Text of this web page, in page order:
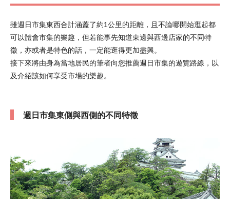
雖週日市集東西合計涵蓋了約1公里的距離，且不論哪開始逛起都
可以體會市集的樂趣，但若能事先知道東邊與西邊店家的不同特
徵，亦或者是特色的話，一定能逛得更加盡興。
接下來將由身為當地居民的筆者向您推薦週日市集的遊覽路線，以
及介紹該如何享受市場的樂趣。
週日市集東側與西側的不同特徵